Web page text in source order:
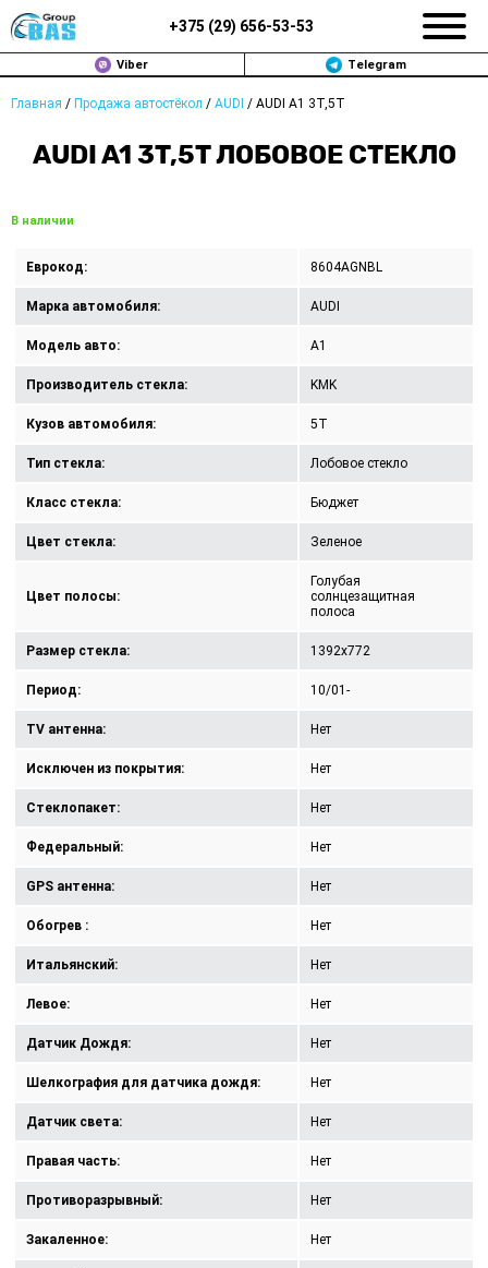
+375 (29) 656-53-53
Viber Telegram
Главная / Продажа автостёкол / AUDI / AUDI A1 3T,5T
AUDI A1 3T,5T ЛОБОВОЕ СТЕКЛО
В наличии
Еврокод: 8604AGNBL
Марка автомобиля: AUDI
Модель авто: A1
Производитель стекла: KMK
Кузов автомобиля: 5T
Тип стекла: Лобовое стекло
Класс стекла: Бюджет
Цвет стекла: Зеленое
Цвет полосы:
Голубая
солнцезащитная
полоса
Размер стекла: 1392x772
Период: 10/01-
TV антенна: Нет
Исключен из покрытия: Нет
Стеклопакет: Нет
Федеральный: Нет
GPS антенна: Нет
Обогрев : Нет
Итальянский: Нет
Левое: Нет
Датчик Дождя: Нет
Шелкография для датчика дождя: Нет
Датчик света: Нет
Правая часть: Нет
Противоразрывный: Нет
Закаленное: Нет
ЗАМЕНА АВТОСТЕКОЛ В МИНСКЕ
ПРОДАЖА АВТОСТЁКОЛ
РЕМОНТ
ДОП. УСЛУГИ
ВОПРОС-ОТВЕТ
ПОЛИТИКА КОНФИДЕНЦИАЛЬНОСТИ